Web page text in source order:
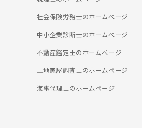
社会保険労務士のホームぺージ
中小企業診断士のホームぺージ
不動産鑑定士のホームぺージ
土地家屋調査士のホームぺージ
海事代理士のホームぺージ